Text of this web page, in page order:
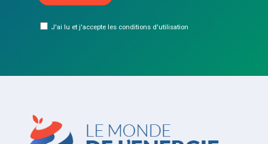
J'ai lu et j'accepte les conditions d'utilisation